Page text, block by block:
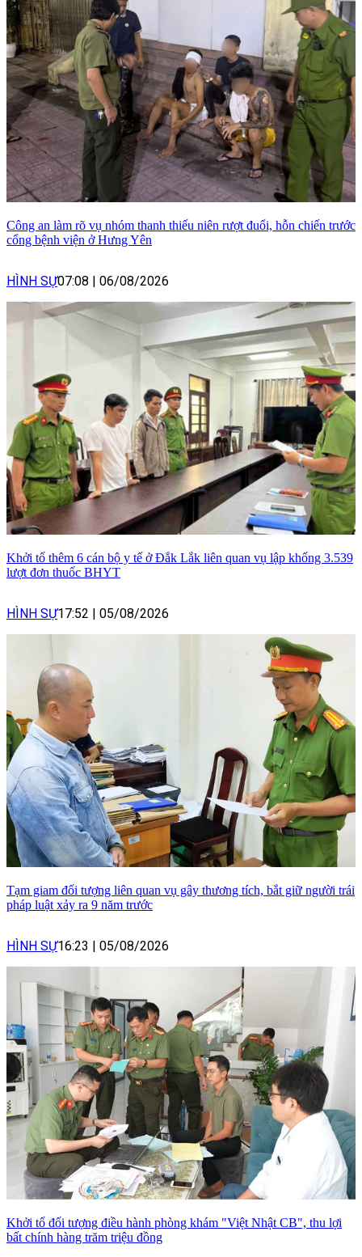
Công an làm rõ vụ nhóm thanh thiếu niên rượt đuổi, hỗn chiến trước
cổng bệnh viện ở Hưng Yên
HÌNH SỰ07:08 | 06/08/2026
Khởi tố thêm 6 cán bộ y tế ở Đắk Lắk liên quan vụ lập khống 3.539
lượt đơn thuốc BHYT
HÌNH SỰ17:52 | 05/08/2026
Tạm giam đối tượng liên quan vụ gây thương tích, bắt giữ người trái
pháp luật xảy ra 9 năm trước
HÌNH SỰ16:23 | 05/08/2026
Khởi tố đối tượng điều hành phòng khám "Việt Nhật CB", thu lợi
bất chính hàng trăm triệu đồng